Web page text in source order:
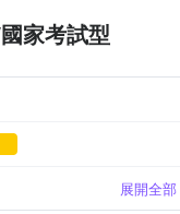
家考試型
展開全部